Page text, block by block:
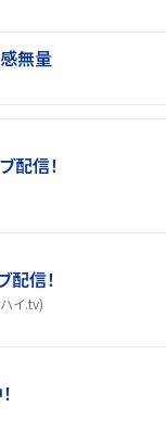
無量
配信！
信！
イ.tv)